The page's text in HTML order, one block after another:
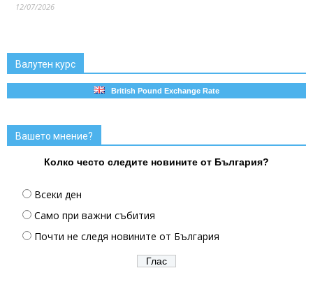
12/07/2026
Валутен курс
British Pound Exchange Rate
Вашето мнение?
Колко често следите новините от България?
Всеки ден
Само при важни събития
Почти не следя новините от България